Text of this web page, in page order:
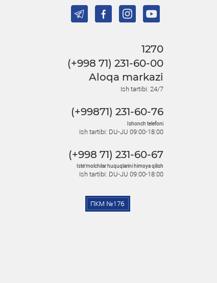
1270
(+998 71) 231-60-00
Aloqa markazi
Ish tartibi: 24/7
(+99871) 231-60-76
Ishonch telefoni
Ish tartibi: DU-JU 09:00-18:00
(+998 71) 231-60-67
Iste'molchilar huquqlarini himoya qilish
Ish tartibi: DU-JU 09:00-18:00